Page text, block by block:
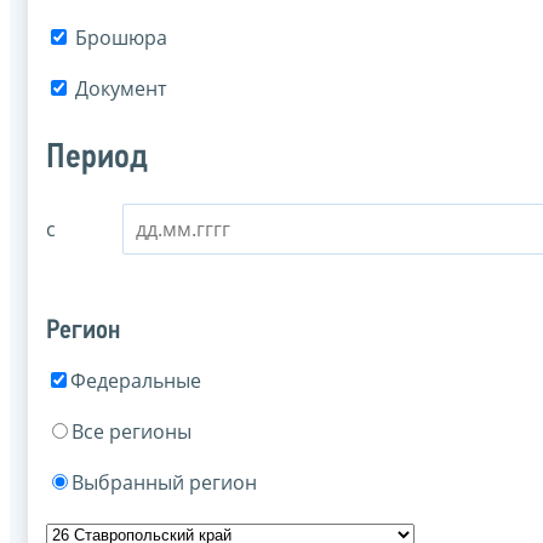
Брошюра
Документ
Период
с
Регион
Федеральные
Все регионы
Выбранный регион